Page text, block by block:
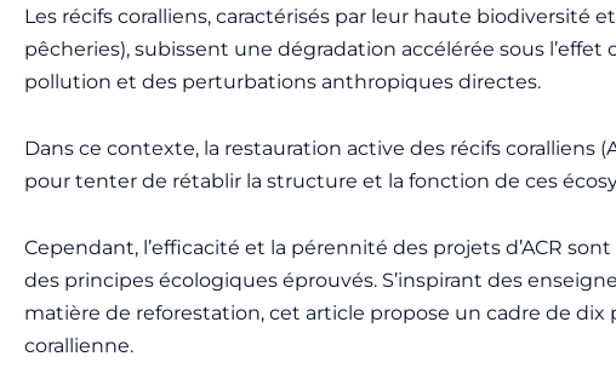
Les récifs coralliens, caractérisés par leur haute
pêcheries), subissent une dégradation accélérée sous
pollution et des perturbations anthropiques directes.
Dans ce contexte, la restauration active des récifs
pour tenter de rétablir la structure et la fonction de ces
Cependant, l’efficacité et la pérennité des projets d’ACR
des principes écologiques éprouvés. S’inspirant des
matière de reforestation, cet article propose un cadre de
corallienne.